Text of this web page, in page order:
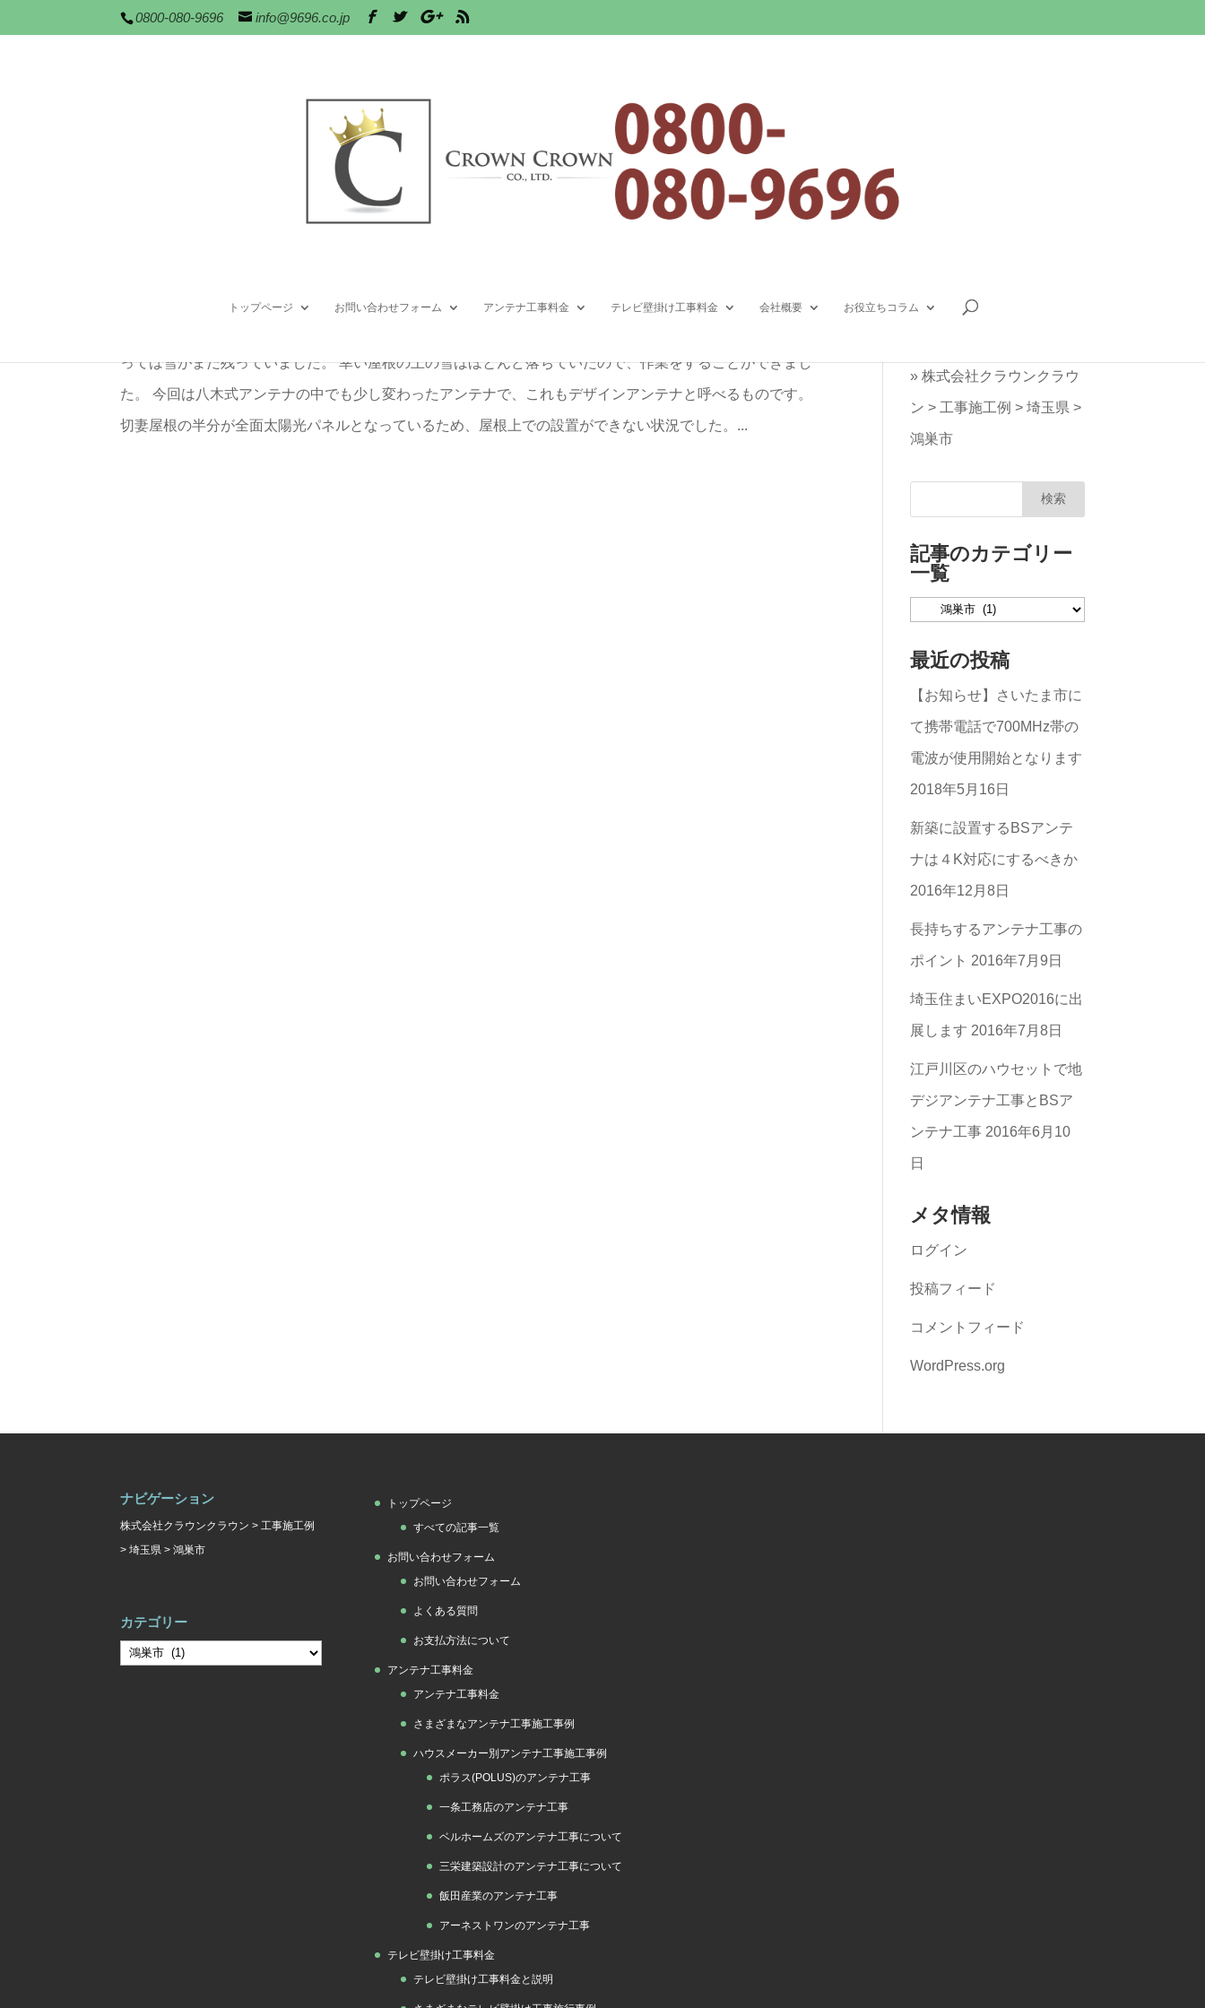
0800-080-9696 info@9696.co.jp
トップページ お問い合わせフォーム アンテナ工事料金 テレビ壁掛け工事料金 会社概要 お役立ちコラム
埼玉県鴻巣市で八木式デザインアンテナ工事
クラウンクラウンの松本です。 先日関東での記録的な積雪も嘘のように、翌日から暖かくなりましたが、そん
っては雪がまだ残っていました。 幸い屋根の上の雪はほとんど落ちていたので、作業をすることができまし
た。 今回は八木式アンテナの中でも少し変わったアンテナで、これもデザインアンテナと呼べるものです。
切妻屋根の半分が全面太陽光パネルとなっているため、屋根上での設置ができない状況でした。...
048-757-4535
» 株式会社クラウンクラウ
ン > 工事施工例 >埼玉県 >
鴻巣市
記事のカテゴリー
一覧
の
カ
テ
ゴ
リ
ー
一
覧
最近の投稿
【お知らせ】さいたま市に
て携帯電話で700MHz帯の
電波が使用開始となります
2018年5月16日
新築に設置するBSアンテ
ナは４K対応にするべきか
2016年12月8日
長持ちするアンテナ工事の
ポイント 2016年7月9日
埼玉住まいEXPO2016に出
展します 2016年7月8日
江戸川区のハウセットで地
デジアンテナ工事とBSア
ンテナ工事 2016年6月10
日
メタ情報
ログイン
投稿フィード
コメントフィード
WordPress.org
ナビゲーション
株式会社クラウンクラウン > 工事施工例
>埼玉県 >鴻巣市
カテゴリー
カ
トップページ
すべての記事一覧
お問い合わせフォーム
お問い合わせフォーム
よくある質問
お支払方法について
アンテナ工事料金
アンテナ工事料金
さまざまなアンテナ工事施工事例
ハウスメーカー別アンテナ工事施工事例
ポラス(POLUS)のアンテナ工事
一条工務店のアンテナ工事
ベルホームズのアンテナ工事について
三栄建築設計のアンテナ工事について
飯田産業のアンテナ工事
アーネストワンのアンテナ工事
テレビ壁掛け工事料金
テレビ壁掛け工事料金と説明